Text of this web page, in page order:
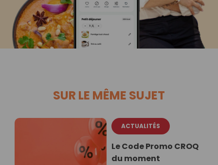
SUR LE MÊME SUJET
ACTUALITÉS
Le Code Promo CROQ
du moment